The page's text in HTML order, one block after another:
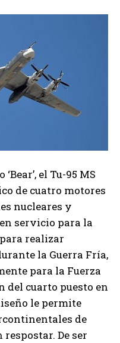
el Tu-95 MS
de cuatro motores
nucleares y
servicio para la
para realizar
la Guerra Fría,
para la Fuerza
del cuarto puesto en
le permite
de
De ser